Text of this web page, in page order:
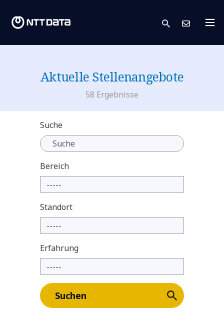
search
Aktuelle Stellenangebote
58 Ergebnisse
Suche
Bereich
Standort
Erfahrung
Suchen